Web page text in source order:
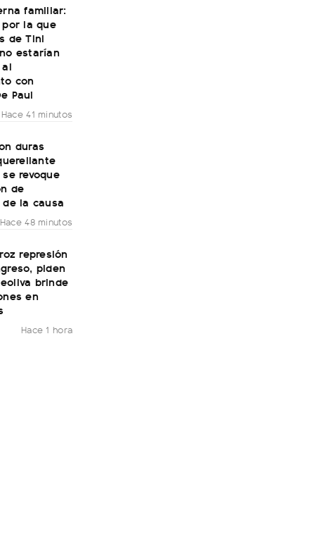
familiar:
la que
de Tini
estarían
con
Paul
Hace 41 minutos
duras
revoque
de
la causa
Hace 48 minutos
represión
piden
brinde
en
Hace 1 hora